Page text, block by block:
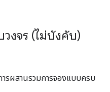
งจร (ไม่บังคับ)
ารผสานรวมการจองแบบครบ